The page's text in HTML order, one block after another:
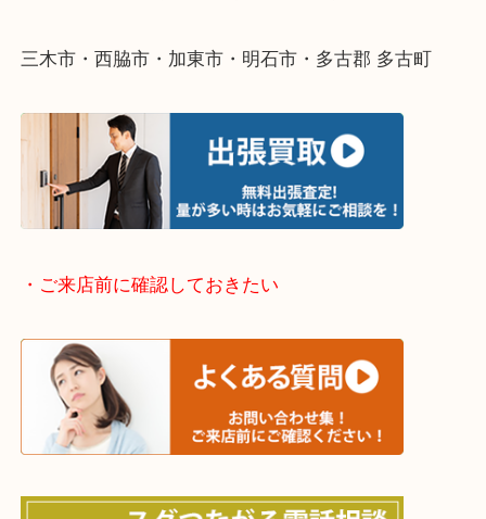
ださい。
・出張買取エリアのご紹介
兵庫県全域
加古川市・加古郡 稲美町 播磨町・高砂市
三木市・西脇市・加東市・明石市・多古郡 多古町